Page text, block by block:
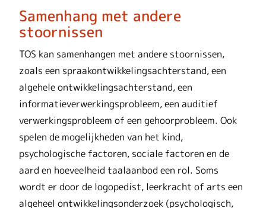
Samenhang met andere
stoornissen
TOS kan samenhangen met andere stoornissen,
zoals een spraakontwikkelingsachterstand, een
algehele ontwikkelingsachterstand, een
informatieverwerkingsprobleem, een auditief
verwerkingsprobleem of een gehoorprobleem. Ook
spelen de mogelijkheden van het kind,
psychologische factoren, sociale factoren en de
aard en hoeveelheid taalaanbod een rol. Soms
wordt er door de logopedist, leerkracht of arts een
algeheel ontwikkelingsonderzoek (psychologisch,